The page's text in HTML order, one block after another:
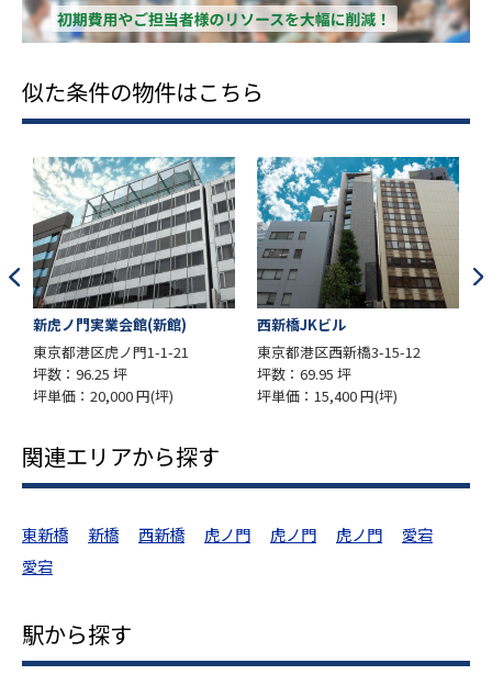
似た条件の物件はこちら
西新橋JKビル
東京都港区西新橋3-15-12
坪数：69.95 坪
坪単価：15,400 円(坪)
第3虎ノ門電気ビル
東京都港区虎ノ門1-2-20
坪数：85.02 坪
坪単価：28,000 円(坪)
関連エリアから探す
東新橋 新橋 西新橋 虎ノ門 虎ノ門 虎ノ門
愛宕
愛宕
駅から探す